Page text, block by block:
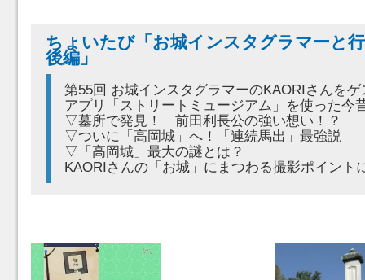
ちょいたび「お城インスタグラマーと
後編」
第55回 お城インスタグラマーのKAORIさんを
アプリ「ストリートミュージアム」を使った今
▽墓所で発見！ 前田利長公の強い想い！？
▽ついに「高岡城」へ！「連続馬出」最強説
▽「高岡城」最大の謎とは？
KAORIさんの「お城」にまつわる撮影ポイント